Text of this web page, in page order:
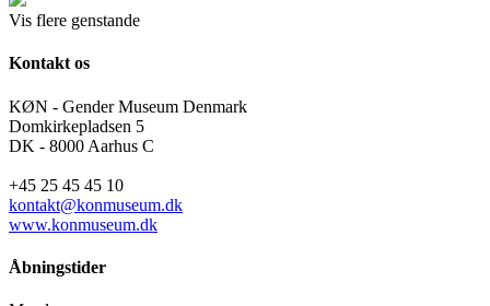
Vis flere genstande
Kontakt os
KØN - Gender Museum Denmark
Domkirkepladsen 5
DK - 8000 Aarhus C
+45 25 45 45 10
kontakt@konmuseum.dk
www.konmuseum.dk
Åbningstider